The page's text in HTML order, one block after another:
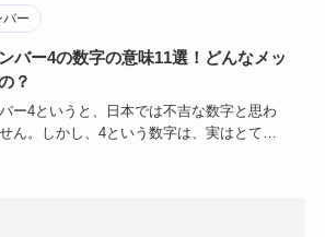
バー
バー4の数字の意味11選！どんなメッ
？
ー4というと、日本では不吉な数字と思わ
ん。しかし、4という数字は、実はとても